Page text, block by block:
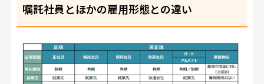
嘱託社員とほかの雇用形態との違い